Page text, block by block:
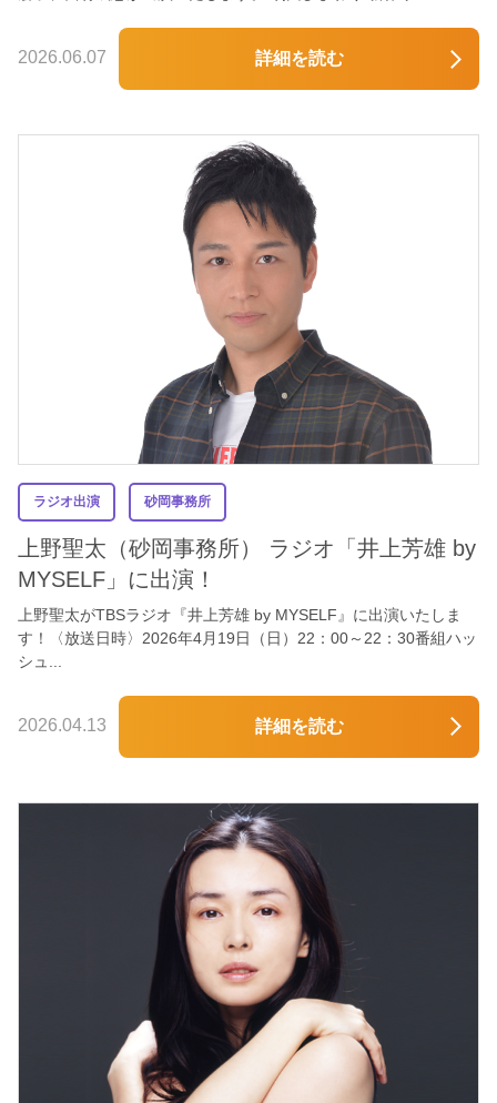
2026.06.07 詳細を読む
ラジオ出演 砂岡事務所
上野聖太（砂岡事務所） ラジオ「井上芳雄 by
MYSELF」に出演！
上野聖太がTBSラジオ『井上芳雄 by MYSELF』に出演いたしま
す！〈放送日時〉2026年4月19日（日）22：00～22：30番組ハッ
シュ...
2026.04.13 詳細を読む